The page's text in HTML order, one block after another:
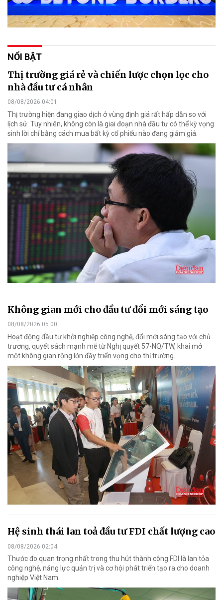
NỔI BẬT
Thị trường giá rẻ và chiến lược chọn lọc cho
nhà đầu tư cá nhân
08/08/2026 04:01
Thị trường hiện đang giao dịch ở vùng định giá rất hấp dẫn so với
lịch sử. Tuy nhiên, không còn là giai đoạn nhà đầu tư có thể kỳ vọng
sinh lời chỉ bằng cách mua bất kỳ cổ phiếu nào đang giảm giá.
Không gian mới cho đầu tư đổi mới sáng tạo
08/08/2026 05:00
Hoạt động đầu tư khởi nghiệp công nghệ, đổi mới sáng tạo với chủ
trương, quyết sách mạnh mẽ từ Nghị quyết 57-NQ/TW, khai mở
một không gian rộng lớn đầy triển vọng cho thị trường.
Hệ sinh thái lan toả đầu tư FDI chất lượng cao
08/08/2026 02:04
Thước đo quan trọng nhất trong thu hút thành công FDI là lan tỏa
công nghệ, năng lực quản trị và cơ hội phát triển tạo ra cho doanh
nghiệp Việt Nam.